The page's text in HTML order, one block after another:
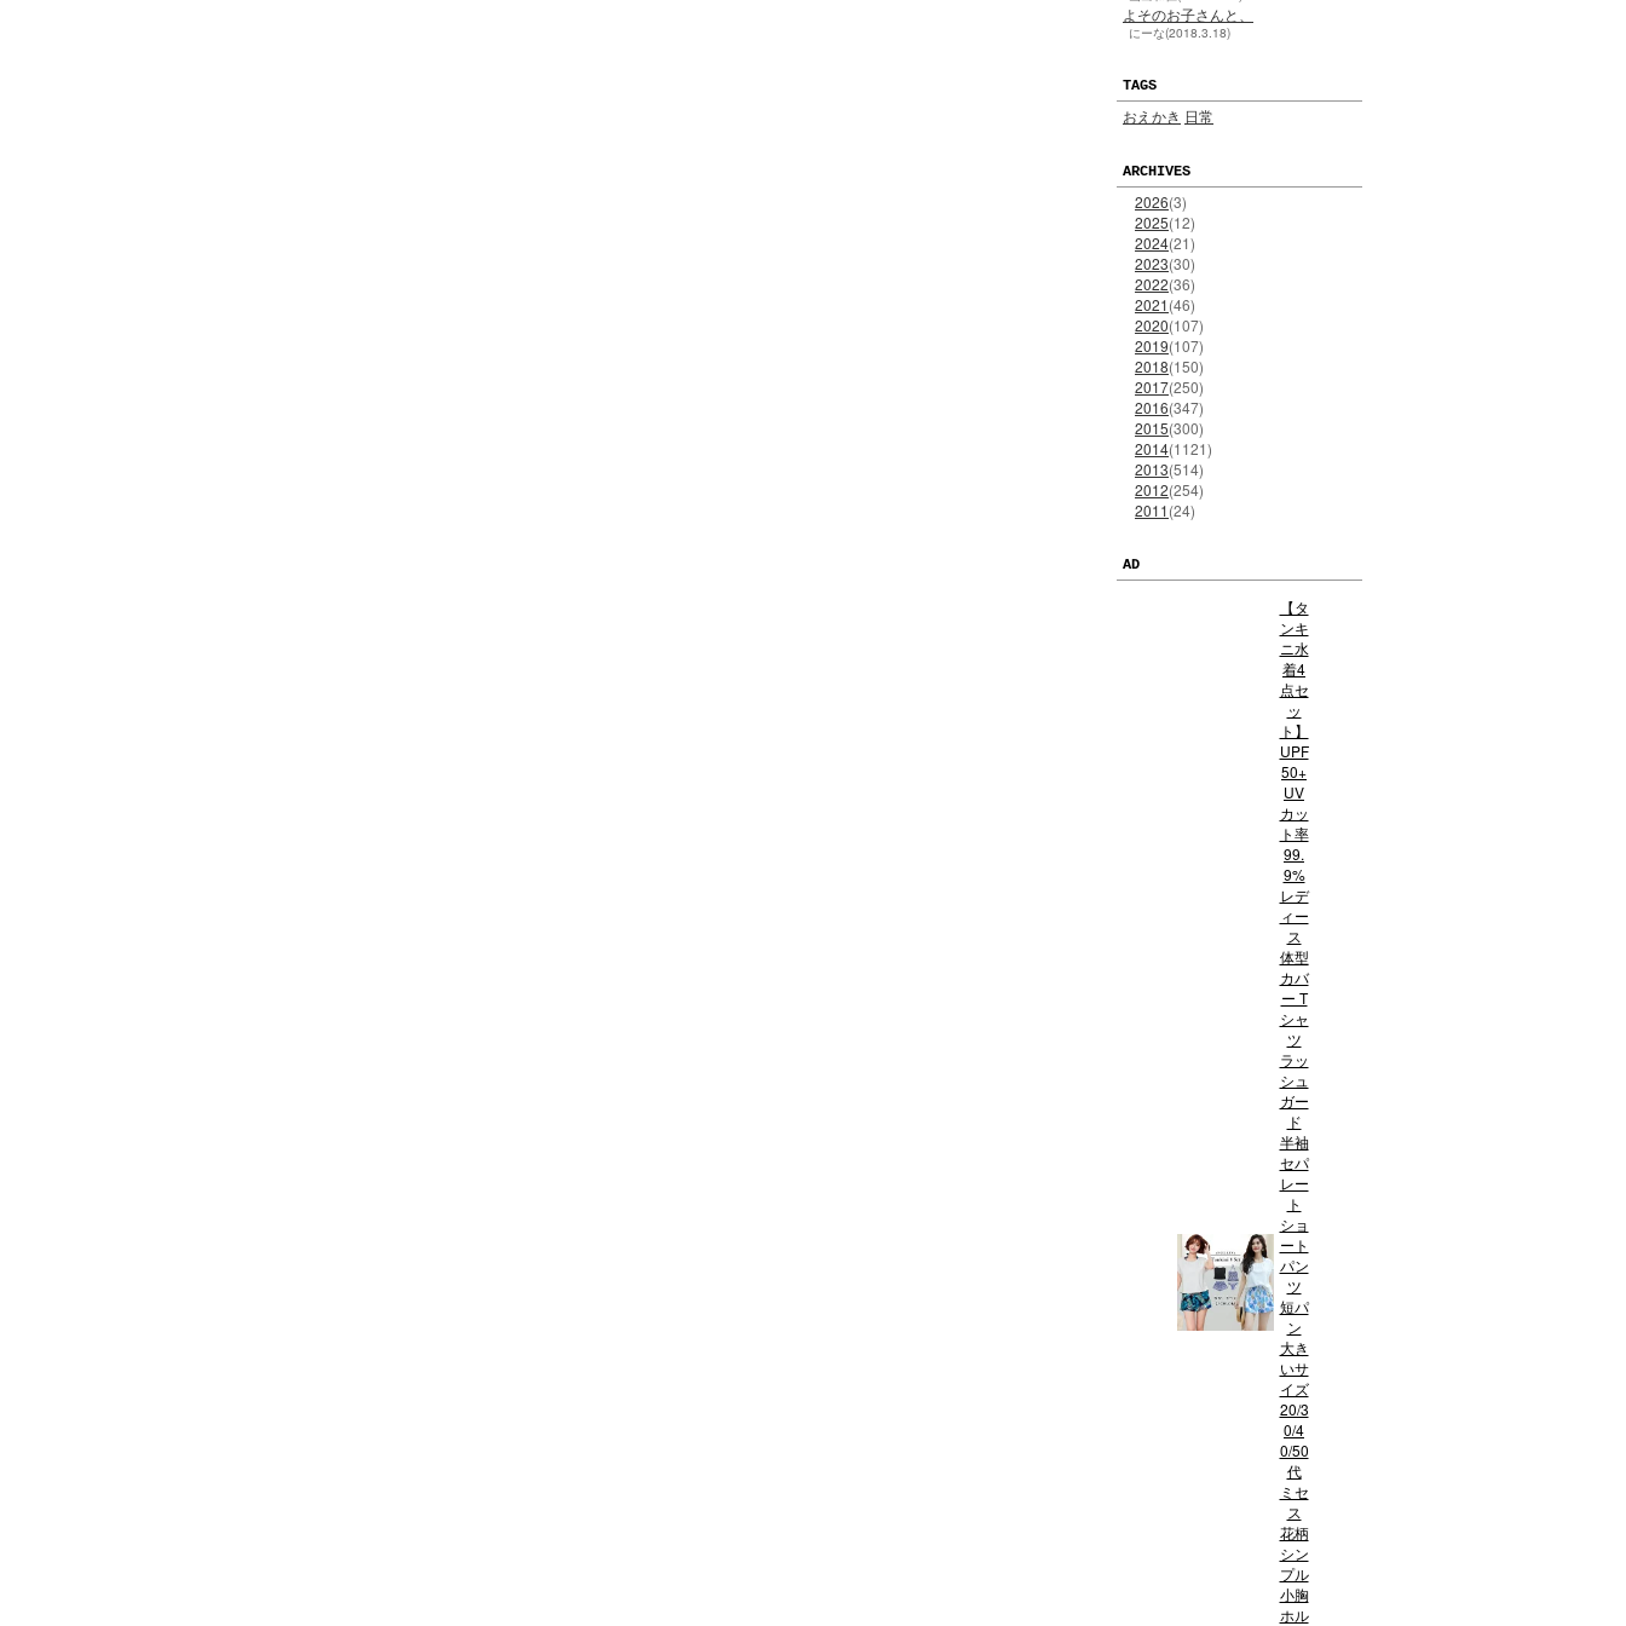
よそのお子さんと、
にーな(2018.3.18)
TAGS
おえかき 日常
ARCHIVES
2026(3)
2025(12)
2024(21)
2023(30)
2022(36)
2021(46)
2020(107)
2019(107)
2018(150)
2017(250)
2016(347)
2015(300)
2014(1121)
2013(514)
2012(254)
2011(24)
AD
【タ
ンキ
ニ水
着4
点セ
ッ
ト】
UPF
50+
UV
カッ
ト率
99.
9%
レデ
ィー
ス
体型
カバ
ー T
シャ
ツ
ラッ
シュ
ガー
ド
半袖
セパ
レー
ト
ショ
ート
パン
ツ
短パ
ン
大き
いサ
イズ
20/3
0/4
0/50
代
ミセ
ス
花柄
シン
プル
小胸
ホル